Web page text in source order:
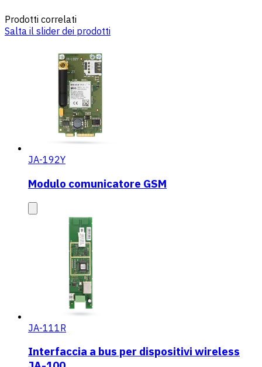
Prodotti correlati
Salta il slider dei prodotti
JA-192Y
Modulo comunicatore GSM
JA-111R
Interfaccia a bus per dispositivi wireless